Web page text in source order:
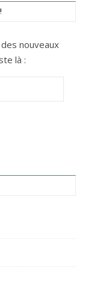
nouveaux
là :